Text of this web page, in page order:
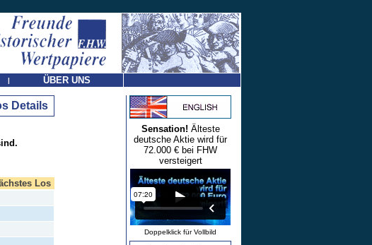
| ÜBER UNS
Details
Los
Sensation! Älteste
deutsche Aktie wird für
72.000 € bei FHW
versteigert
Doppelklick für Vollbild